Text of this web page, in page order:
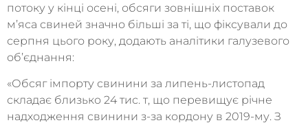
потоку у кінці осені, обсяги зовнішніх поставок
м’яса свиней значно більші за ті, що фіксували до
серпня цього року, додають аналітики галузевого
об’єднання:
«Обсяг імпорту свинини за липень-листопад
складає близько 24 тис. т, що перевищує річне
надходження свинини з-за кордону в 2019-му. З